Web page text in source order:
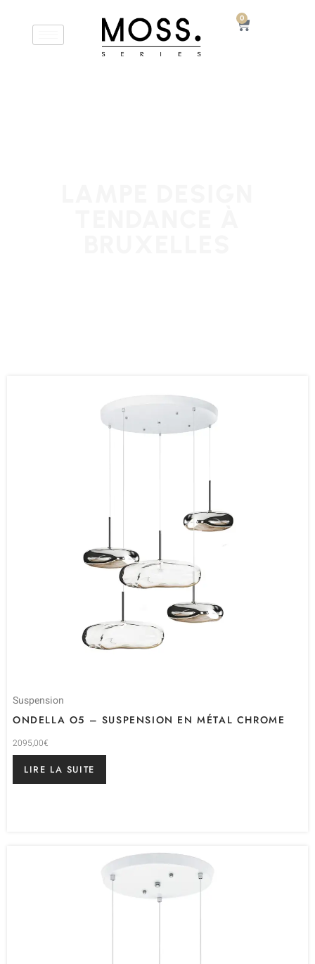
0
Suspension
ONDELLA O5 – SUSPENSION EN MÉTAL CHROME
2095,00€
LIRE LA SUITE